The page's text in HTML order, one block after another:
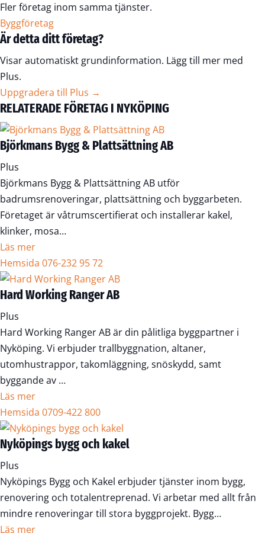
Fler företag inom samma tjänster.
Byggföretag
Är detta ditt företag?
Visar automatiskt grundinformation. Lägg till mer med
Plus.
Uppgradera till Plus →
RELATERADE FÖRETAG I NYKÖPING
Björkmans Bygg & Plattsättning AB
Plus
Björkmans Bygg & Plattsättning AB utför
badrumsrenoveringar, plattsättning och byggarbeten.
Företaget är våtrumscertifierat och installerar kakel,
klinker, mosa…
Läs mer
Hemsida 076-232 95 72
Hard Working Ranger AB
Plus
Hard Working Ranger AB är din pålitliga byggpartner i
Nyköping. Vi erbjuder trallbyggnation, altaner,
utomhustrappor, takomläggning, snöskydd, samt
byggande av …
Läs mer
Hemsida 0709-422 800
Nyköpings bygg och kakel
Plus
Nyköpings Bygg och Kakel erbjuder tjänster inom bygg,
renovering och totalentreprenad. Vi arbetar med allt från
mindre renoveringar till stora byggprojekt. Bygg…
Läs mer